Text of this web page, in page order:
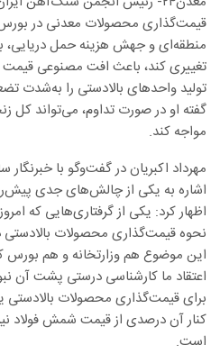
قیمت‌گذاری محصولات معدنی در
منطقه‌ای و جهش هزینه حمل دریایی،
تغییری کند، باعث افت مصنوعی
تولید واحدهای بالادستی را به‌شدت
گفته او در صورت تداوم، می‌تواند کل
مواجه کند.
اشاره به یکی از چالش‌های جدی
اظهار کرد: یکی از گرفتاری‌هایی که
نحوه قیمت‌گذاری محصولات بالادستی
این موضوع هم وزارتخانه و هم بورس
اعتقاد ما کارشناسی درستی پشت آن
برای قیمت‌گذاری محصولات
کنار آن درصدی از قیمت شمش فولاد
است.